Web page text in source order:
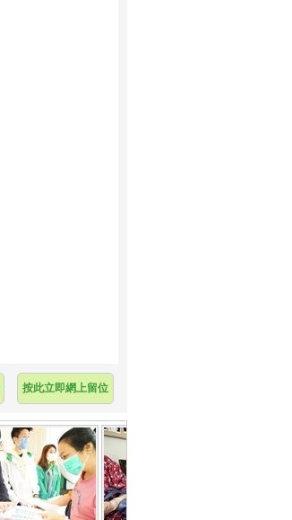
按此立即網上留位